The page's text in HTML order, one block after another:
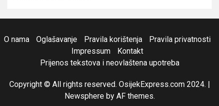
O nama Oglašavanje Pravila korištenja
Pravila privatnosti
Impressum
Kontakt
Prijenos tekstova i neovlaštena upotreba
Copyright © All rights reserved. OsijekExpress.com 2024. |
Newsphereby AF themes.